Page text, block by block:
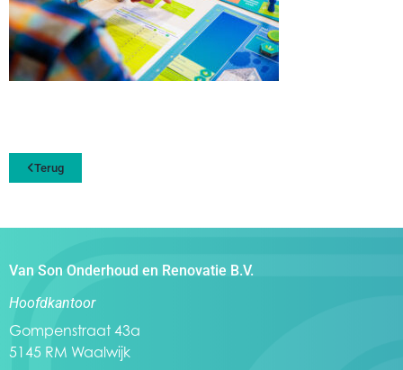
Terug
Van Son Onderhoud en Renovatie B.V.
Hoofdkantoor
Gompenstraat 43a
5145 RM Waalwijk